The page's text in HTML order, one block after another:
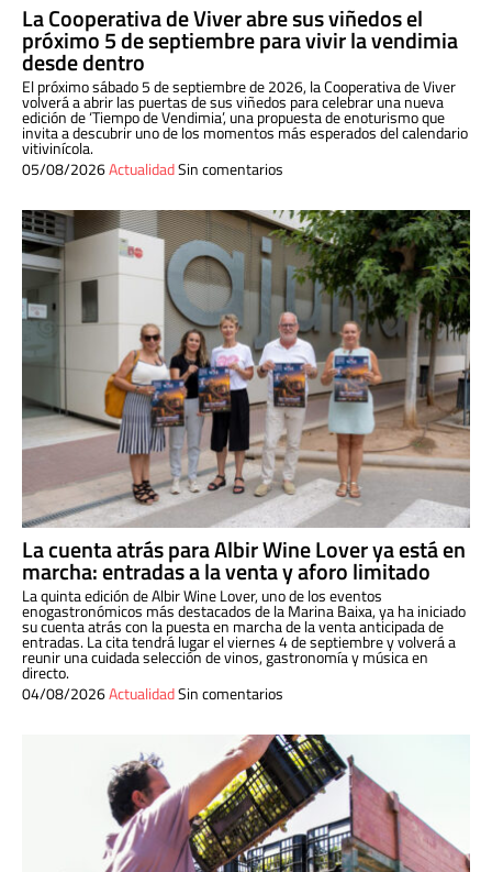
La Cooperativa de Viver abre sus viñedos el
próximo 5 de septiembre para vivir la vendimia
desde dentro
El próximo sábado 5 de septiembre de 2026, la Cooperativa de Viver
volverá a abrir las puertas de sus viñedos para celebrar una nueva
edición de ‘Tiempo de Vendimia’, una propuesta de enoturismo que
invita a descubrir uno de los momentos más esperados del calendario
vitivinícola.
05/08/2026ActualidadSin comentarios
La cuenta atrás para Albir Wine Lover ya está en
marcha: entradas a la venta y aforo limitado
La quinta edición de Albir Wine Lover, uno de los eventos
enogastronómicos más destacados de la Marina Baixa, ya ha iniciado
su cuenta atrás con la puesta en marcha de la venta anticipada de
entradas. La cita tendrá lugar el viernes 4 de septiembre y volverá a
reunir una cuidada selección de vinos, gastronomía y música en
directo.
04/08/2026ActualidadSin comentarios